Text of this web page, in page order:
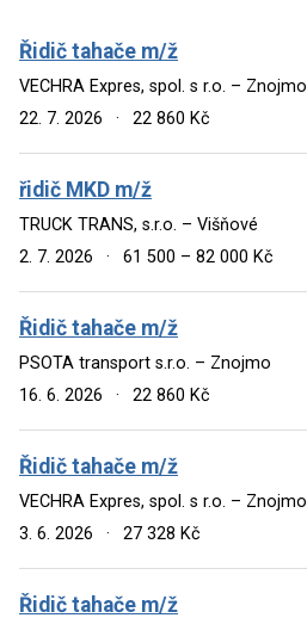
Řidič tahače m/ž
VECHRA Expres, spol. s r.o. – Znojmo
22. 7. 2026
· 22 860 Kč
řidič MKD m/ž
TRUCK TRANS, s.r.o. – Višňové
2. 7. 2026
· 61 500 – 82 000 Kč
Řidič tahače m/ž
PSOTA transport s.r.o. – Znojmo
16. 6. 2026
· 22 860 Kč
Řidič tahače m/ž
VECHRA Expres, spol. s r.o. – Znojmo
3. 6. 2026
· 27 328 Kč
Řidič tahače m/ž